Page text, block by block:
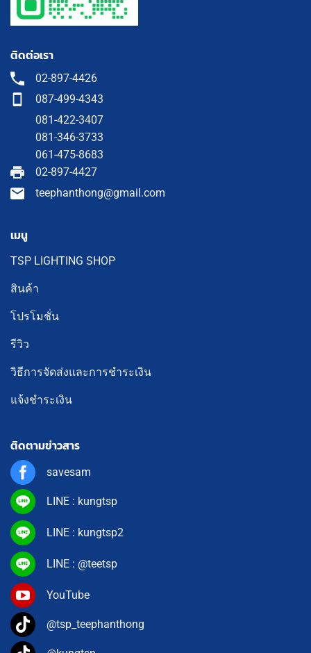
ติดต่อเรา
02-897-4426
087-499-4343
081-422-3407
081-346-3733
061-475-8683
02-897-4427
teephanthong@gmail.com
เมนู
TSP LIGHTING SHOP
สินค้า
โปรโมชั่น
รีวิว
วิธีการจัดส่งและการชำระเงิน
แจ้งชำระเงิน
ติดตามข่าวสาร
savesam
LINE : kungtsp
LINE : kungtsp2
LINE : @teetsp
YouTube
@tsp_teephanthong